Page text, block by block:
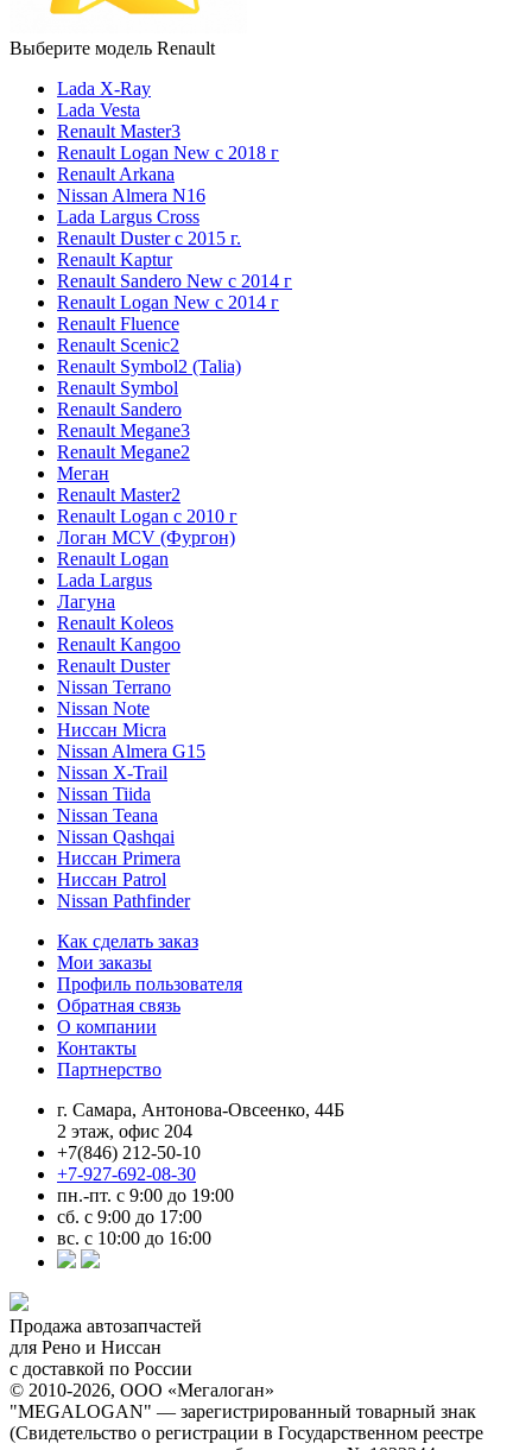
Выберите модель Renault
Lada X-Ray
Lada Vesta
Renault Master3
Renault Logan New с 2018 г
Renault Arkana
Nissan Almera N16
Lada Largus Cross
Renault Duster с 2015 г.
Renault Kaptur
Renault Sandero New с 2014 г
Renault Logan New с 2014 г
Renault Fluence
Renault Scenic2
Renault Symbol2 (Talia)
Renault Symbol
Renault Sandero
Renault Megane3
Renault Megane2
Меган
Renault Master2
Renault Logan c 2010 г
Логан МСV (Фургон)
Renault Logan
Lada Largus
Лагуна
Renault Koleos
Renault Kangoo
Renault Duster
Nissan Terrano
Nissan Note
Ниссан Micra
Nissan Almera G15
Nissan X-Trail
Nissan Tiida
Nissan Teana
Nissan Qashqai
Ниссан Primera
Ниссан Patrol
Nissan Pathfinder
Как сделать заказ
Мои заказы
Профиль пользователя
Обратная связь
О компании
Контакты
Партнерство
г. Самара, Антонова-Овсеенко, 44Б
2 этаж, офис 204
+7(846) 212-50-10
+7-927-692-08-30
пн.-пт. с 9:00 до 19:00
сб. с 9:00 до 17:00
вс. с 10:00 до 16:00
Продажа автозапчастей
для Рено и Ниссан
с доставкой по России
© 2010-2026, ООО «Мегалоган»
"MEGALOGAN" — зарегистрированный товарный знак
(Свидетельство о регистрации в Государственном реестре